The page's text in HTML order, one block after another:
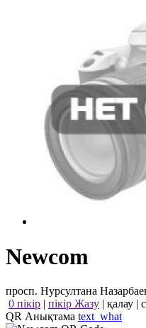
Newcom
просп. Нурсултана
0 пікір | пікір Жазу | қалау |
QR Анықтама text_what